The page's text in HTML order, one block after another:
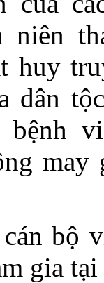
niên
huy
dân
may
bộ
gia